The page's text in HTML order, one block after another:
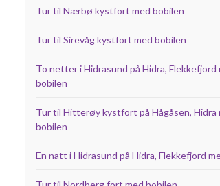
Tur til Nærbø kystfort med bobilen
Tur til Sirevåg kystfort med bobilen
To netter i Hidrasund på Hidra, Flekkefjord
bobilen
Tur til Hitterøy kystfort på Hågåsen, Hidra
bobilen
En natt i Hidrasund på Hidra, Flekkefjord